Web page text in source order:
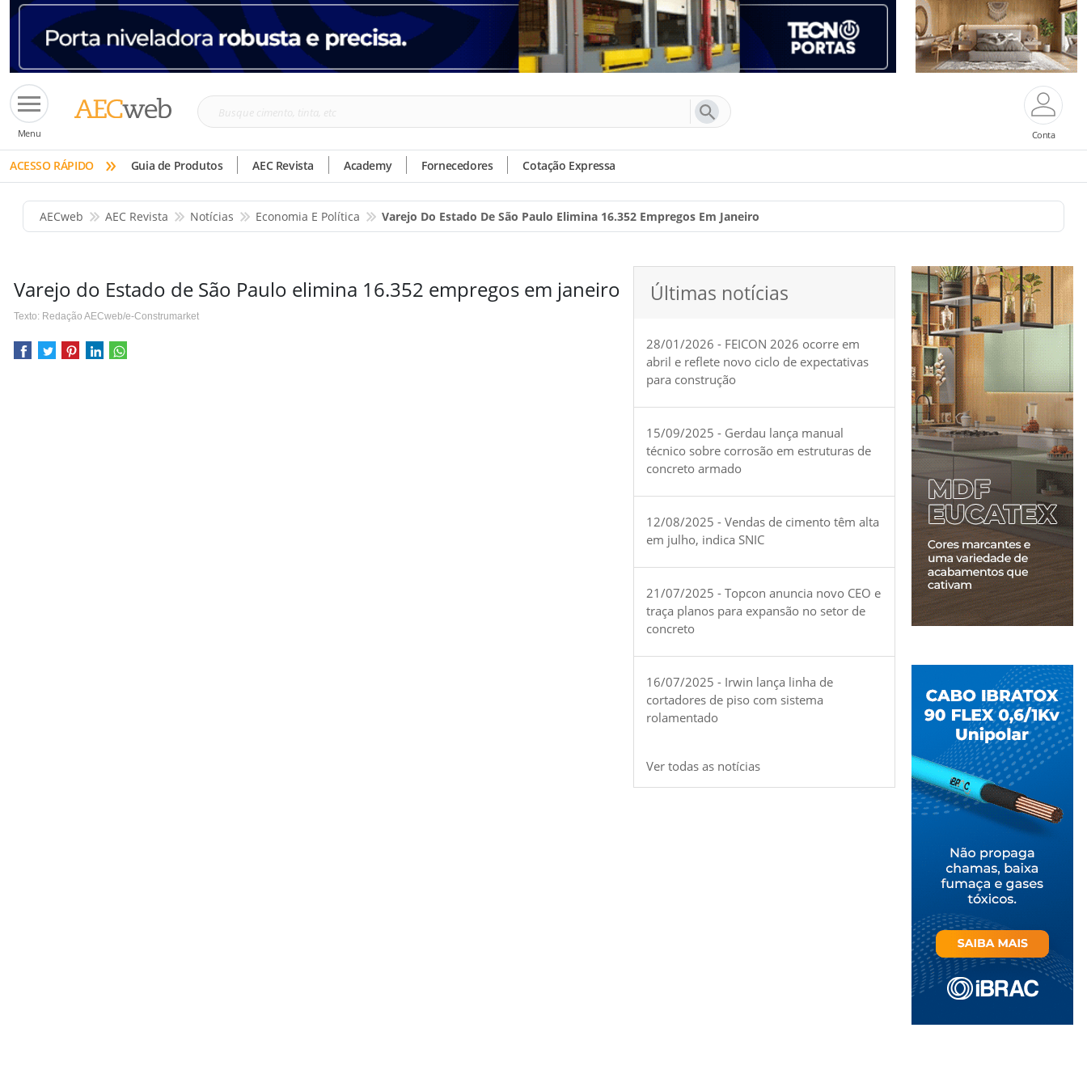
Menu
Busque
tinta,
etc
Conta
ACESSO RÁPIDO » Guia de Produtos AEC Revista Academy Fornecedores Cotação Expressa
AECweb AEC Revista Notícias Economia E Política Varejo Do Estado De São Paulo Elimina 16.352 Empregos Em Janeiro
Varejo do Estado de São Paulo elimina 16.352 empregos em janeiro
Texto: Redação AECweb/e-Construmarket
Últimas notícias
28/01/2026 - FEICON 2026 ocorre em
abril e reflete novo ciclo de expectativas
para construção
15/09/2025 - Gerdau lança manual
técnico sobre corrosão em estruturas de
concreto armado
12/08/2025 - Vendas de cimento têm alta
em julho, indica SNIC
21/07/2025 - Topcon anuncia novo CEO e
traça planos para expansão no setor de
concreto
16/07/2025 - Irwin lança linha de
cortadores de piso com sistema
rolamentado
Ver todas as notícias